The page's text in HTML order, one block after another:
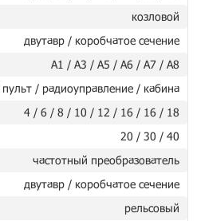
козловой
двутавр / коробчатое сечение
А1 / А3 / А5 / А6 / А7 / А8
пульт / радиоуправление / кабина
4 / 6 / 8 / 10 / 12 / 16 / 16 / 18
20 / 30 / 40
частотный преобразователь
двутавр / коробчатое сечение
рельсовый